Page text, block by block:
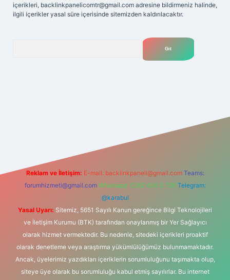
içerikleri, backlinkpanelicomtr@gmail.com adresine bildirmeniz halinde,
ilgili içerikler yasal süre içerisinde sitemizden kaldırılacaktır.
Reklam ve İletişim: E-mail: backlinkpaneli@gmail.com Teams:
forumhizmeti@gmail.com Whatsapp: 0262 606 0 726 Telegram:
@karabul
Yasal Uyarı: Sitemiz, 5651 Sayılı Kanun gereğince Bilgi Teknolojileri
ve İletişim Kurumu (BTK) tarafından onaylanmış bir Yer Sağlayıcı
olarak hizmet vermektedir. Bu nedenle, sitedeki içerikleri proaktif
olarak denetleme veya araştırma yükümlülüğümüz bulunmamaktadır.
Ancak, üyelerimiz yazdıkları içeriklerin sorumluluğunu taşımakta olup,
siteye üye olarak bu sorumluluğu kabul etmiş sayılırlar. Bu internet